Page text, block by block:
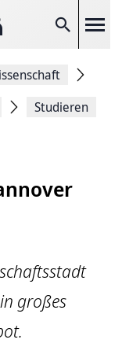
Suche
Studieren
großes